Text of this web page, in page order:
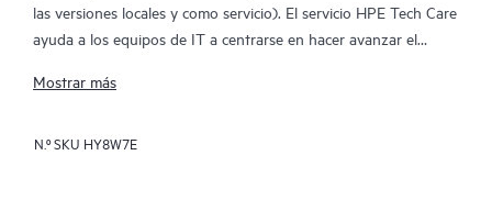
las versiones locales y como servicio). El servicio HPE Tech Care
ayuda a los equipos de IT a centrarse en hacer avanzar el
las cosas, en lugar de tener que dedicarse tan solo a reaccionar
Mostrar más
N.º SKU HY8W7E